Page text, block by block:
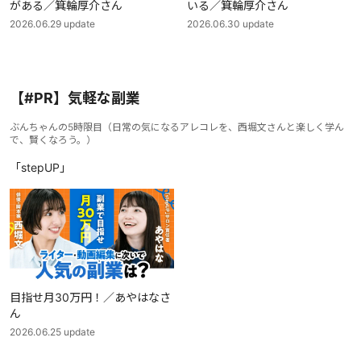
がある／箕輪厚介さん
2026.06.29 update
いる／箕輪厚介さん
2026.06.30 update
【#PR】気軽な副業
ぶんちゃんの5時限目 （日常の気になるアレコレを、西堀文さんと楽しく学ん
で、賢くなろう。 ）
「stepUP」
目指せ月30万円！／あやはなさ
ん
2026.06.25 update